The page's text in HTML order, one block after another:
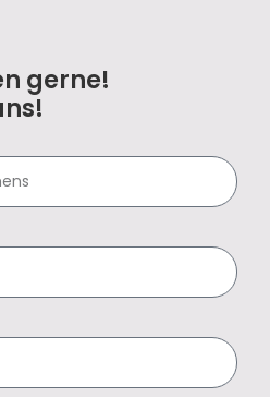
gerne!